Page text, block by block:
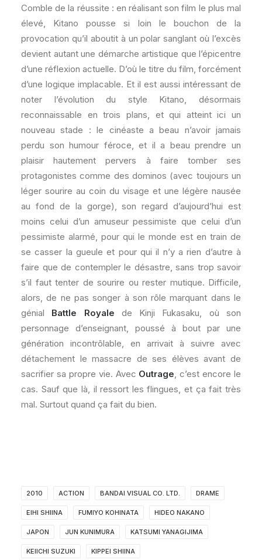
Comble de la réussite : en réalisant son film le plus mal
élevé, Kitano pousse si loin le bouchon de la
provocation qu’il aboutit à un polar sanglant où l’excès
devient autant une démarche artistique que l’épicentre
d’une réflexion actuelle. D’où le titre du film, forcément
d’une logique implacable. Et il est aussi intéressant de
noter l’évolution du style Kitano, désormais
reconnaissable en trois plans, et qui atteint ici un
nouveau stade : le cinéaste a beau n’avoir jamais
perdu son humour féroce, et il a beau prendre un
plaisir hautement pervers à faire tomber ses
protagonistes comme des dominos (avec toujours un
léger sourire au coin du visage et une légère nausée
au fond de la gorge), son regard d’aujourd’hui est
moins celui d’un amuseur pessimiste que celui d’un
pessimiste alarmé, pour qui le monde est en train de
se casser la gueule et pour qui il n’y a rien d’autre à
faire que de contempler le désastre, sans trop savoir
s’il faut tenter de sourire ou rester mutique. Difficile,
alors, de ne pas songer à son rôle marquant dans le
génial Battle Royale de Kinji Fukasaku, où son
personnage d’enseignant, poussé à bout par une
génération incontrôlable, en arrivait à suivre avec
détachement le massacre de ses élèves avant de
sacrifier sa propre vie. Avec Outrage , c’est encore le
cas. Sauf que là, il ressort les flingues, et ça fait très
mal. Surtout quand ça fait du bien.
2010 ACTION BANDAI VISUAL CO. LTD. DRAME
EIHI SHIINA FUMIYO KOHINATA HIDEO NAKANO
JAPON JUN KUNIMURA KATSUMI YANAGIJIMA
KEIICHI SUZUKI KIPPEI SHIINA